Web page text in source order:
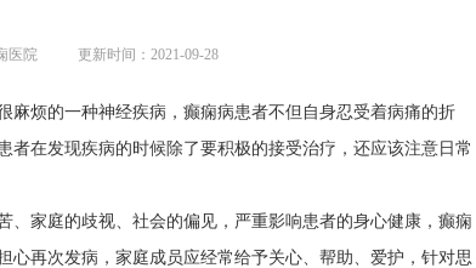
医院 更新时间：2021-09-28
麻烦的一种神经疾病，癫痫病患者不但自身忍受着病痛的折
者在发现疾病的时候除了要积极的接受治疗，还应该注意日常
、家庭的歧视、社会的偏见，严重影响患者的身心健康，癫痫
心再次发病，家庭成员应经常给予关心、帮助、爱护，针对思